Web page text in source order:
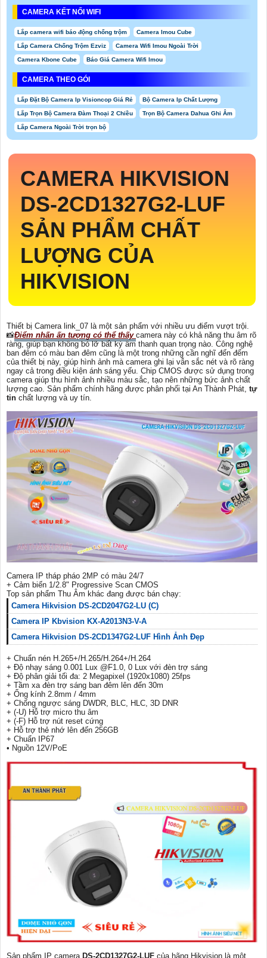
CAMERA KẾT NỐI WIFI
Lắp camera wifi báo động chống trộm Camera Imou Cube
Lắp Camera Chống Trộm Ezviz Camera Wifi Imou Ngoài Trời
Camera Kbone Cube Báo Giá Camera Wifi Imou
CAMERA THEO GÓI
Lắp Đặt Bộ Camera Ip Visioncop Giá Rẻ Bộ Camera Ip Chất Lượng
Lắp Trọn Bộ Camera Đàm Thoại 2 Chiều Trọn Bộ Camera Dahua Ghi Âm
Lắp Camera Ngoài Trời trọn bộ
CAMERA HIKVISION
DS-2CD1327G2-LUF
SẢN PHẨM CHẤT
LƯỢNG CỦA
HIKVISION
Thiết bị Camera link_07 là một sản phẩm với nhiều ưu điểm vượt trội.
📸Điểm nhấn ấn tượng có thể thấy camera này có khả năng thu âm rõ
ràng, giúp bạn không bỏ lỡ bất kỳ âm thanh quan trọng nào. Công nghệ
ban đêm có màu ban đêm cũng là một trong những cần nghĩ đến đểm
của thiết bị này, giúp hình ảnh mà camera ghi lại vẫn sắc nét và rõ ràng
ngay cả trong điều kiện ánh sáng yếu. Chip CMOS được sử dụng trong
camera giúp thu hình ảnh nhiều màu sắc, tạo nên những bức ảnh chất
lượng cao. Sản phẩm chính hãng được phân phối tại An Thành Phát, tự
tin chất lượng và uy tín.
Camera IP tháp pháo 2MP có màu 24/7
+ Cảm biến 1/2.8" Progressive Scan CMOS
Top sản phẩm Thu Âm khác đang được bán chạy:
Camera Hikvision DS-2CD2047G2-LU (C)
Camera IP Kbvision KX-A2013N3-V-A
Camera Hikvision DS-2CD1347G2-LUF Hình Ảnh Đẹp
+ Chuẩn nén H.265+/H.265/H.264+/H.264
+ Độ nhạy sáng 0.001 Lux @F1.0, 0 Lux với đèn trợ sáng
+ Độ phân giải tối đa: 2 Megapixel (1920x1080) 25fps
+ Tầm xa đèn trợ sáng ban đêm lên đến 30m
+ Ống kính 2.8mm / 4mm
+ Chống ngược sáng DWDR, BLC, HLC, 3D DNR
+ (-U) Hỗ trợ micro thu âm
+ (-F) Hỗ trợ nút reset cứng
+ Hỗ trợ thẻ nhớ lên đến 256GB
+ Chuẩn IP67
• Nguồn 12V/PoE
Sản phẩm IP camera DS-2CD1327G2-LUF của hãng Hikvision là một